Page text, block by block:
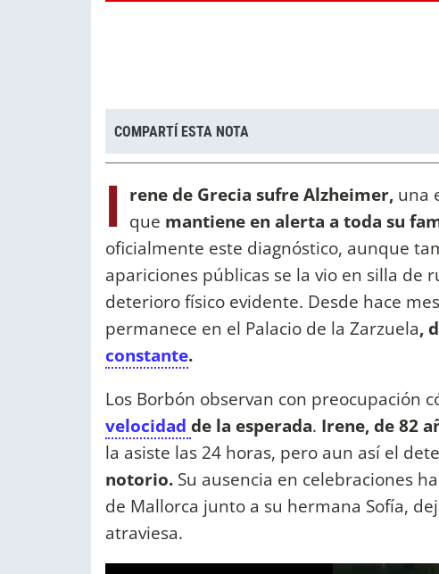
COMPARTÍ ESTA NOTA
I rene de Grecia sufre Alzheimer, una
que mantiene en alerta a toda su
oficialmente este diagnóstico, aunque
apariciones públicas se la vio en silla de
deterioro físico evidente. Desde hace
permanece en el Palacio de la Zarzuela,
constante.
Los Borbón observan con preocupación
velocidad de la esperada. Irene, de 82
la asiste las 24 horas, pero aun así el
notorio. Su ausencia en celebraciones
de Mallorca junto a su hermana Sofía,
atraviesa.